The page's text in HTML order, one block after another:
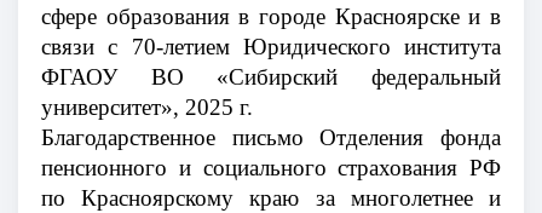
сфере образования в городе Красноярске и в
связи с 70-летием Юридического института
ФГАОУ ВО «Сибирский федеральный
университет», 2025 г.
Благодарственное письмо Отделения фонда
пенсионного и социального страхования РФ
по Красноярскому краю за многолетнее и